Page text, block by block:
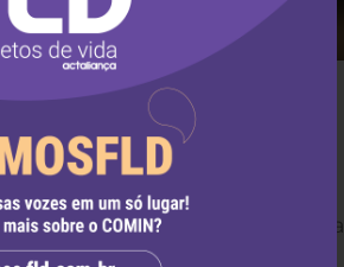
31.8
desaparecem na
país um desamparo pela falta
compaixão.